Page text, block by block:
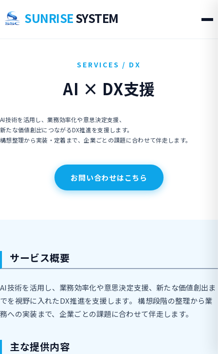
SUNRISESYSTEM
SERVICES / DX
AI × DX支援
AI技術を活用し、業務効率化や意思決定支援、
新たな価値創出につながるDX推進を支援します。
構想整理から実装・定着まで、企業ごとの課題に合わせて伴走します。
お問い合わせはこちら
サービス概要
AI技術を活用し、業務効率化や意思決定支援、新たな価値創出ま
でを視野に入れたDX推進を支援します。 構想段階の整理から業
務への実装まで、企業ごとの課題に合わせて伴走します。
主な提供内容